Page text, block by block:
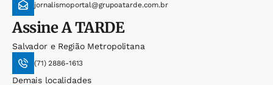
jornalismoportal@grupoatarde.com.br
AssineA TARDE
Salvador e Região Metropolitana
(71) 2886-1613
Demais localidades